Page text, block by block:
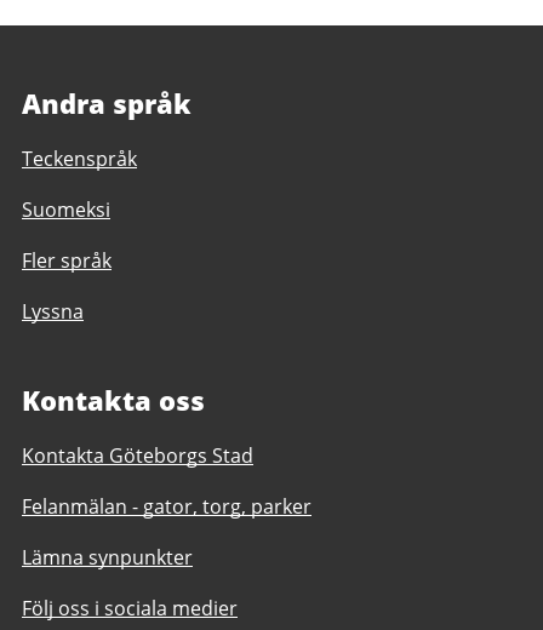
Andra språk
Teckenspråk
Suomeksi
Fler språk
Lyssna
Kontakta oss
Kontakta Göteborgs Stad
Felanmälan - gator, torg, parker
Lämna synpunkter
Följ oss i sociala medier